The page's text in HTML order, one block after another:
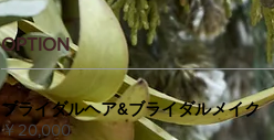
OPTION
ブライダルヘア&ブライダルメイク
￥20,000